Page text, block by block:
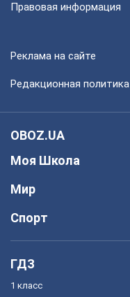
Правовая информация
Реклама на сайте
Редакционная политика
OBOZ.UA
Моя Школа
Мир
Спорт
ГДЗ
1 класс